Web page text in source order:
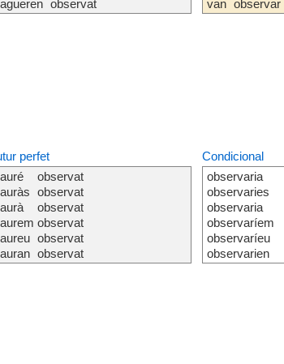
observat
van observar
perfet
observat
observat
observat
observat
observat
observat
Condicional
observaria
observaries
observaria
observaríem
observaríeu
observarien